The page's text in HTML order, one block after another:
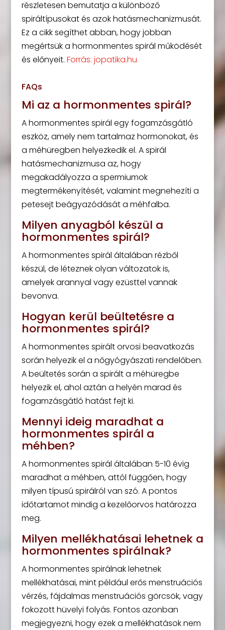
részletesen bemutatja a különböző
spiráltípusokat és azok hatásmechanizmusát.
Ez a cikk segíthet abban, hogy jobban
megértsük a hormonmentes spirál működését
és előnyeit. Forrás: jopatika.hu
FAQs
Mi az a hormonmentes spirál?
A hormonmentes spirál egy fogamzásgátló
eszköz, amely nem tartalmaz hormonokat, és
a méhüregben helyezkedik el. A spirál
hatásmechanizmusa az, hogy
megakadályozza a spermiumok
megtermékenyítését, valamint megnehezíti a
petesejt beágyazódását a méhfalba.
Milyen anyagból készül a
hormonmentes spirál?
A hormonmentes spirál általában rézből
készül, de léteznek olyan változatok is,
amelyek arannyal vagy ezüsttel vannak
bevonva.
Hogyan kerül beültetésre a
hormonmentes spirál?
A hormonmentes spirált orvosi beavatkozás
során helyezik el a nőgyógyászati rendelőben.
A beültetés során a spirált a méhüregbe
helyezik el, ahol aztán a helyén marad és
fogamzásgátló hatást fejt ki.
Mennyi ideig maradhat a
hormonmentes spirál a
méhben?
A hormonmentes spirál általában 5-10 évig
maradhat a méhben, attól függően, hogy
milyen típusú spirálról van szó. A pontos
időtartamot mindig a kezelőorvos határozza
meg.
Milyen mellékhatásai lehetnek a
hormonmentes spirálnak?
A hormonmentes spirálnak lehetnek
mellékhatásai, mint például erős menstruációs
vérzés, fájdalmas menstruációs görcsök, vagy
fokozott hüvelyi folyás. Fontos azonban
megjegyezni, hogy ezek a mellékhatások nem